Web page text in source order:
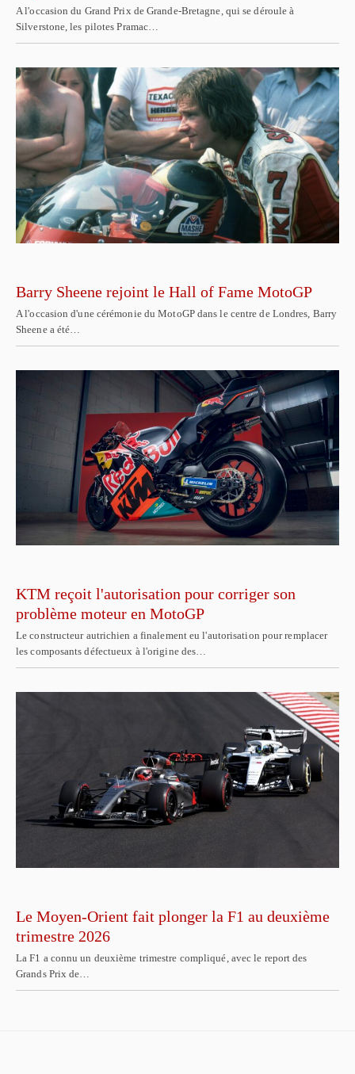
A l'occasion du Grand Prix de Grande-Bretagne, qui se déroule à
Silverstone, les pilotes Pramac…
Barry Sheene rejoint le Hall of Fame MotoGP
A l'occasion d'une cérémonie du MotoGP dans le centre de Londres, Barry
Sheene a été…
KTM reçoit l'autorisation pour corriger son
problème moteur en MotoGP
Le constructeur autrichien a finalement eu l'autorisation pour remplacer
les composants défectueux à l'origine des…
Le Moyen-Orient fait plonger la F1 au deuxième
trimestre 2026
La F1 a connu un deuxième trimestre compliqué, avec le report des
Grands Prix de…